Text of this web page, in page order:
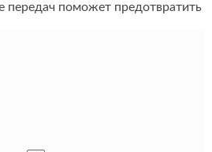
передач поможет предотвратить